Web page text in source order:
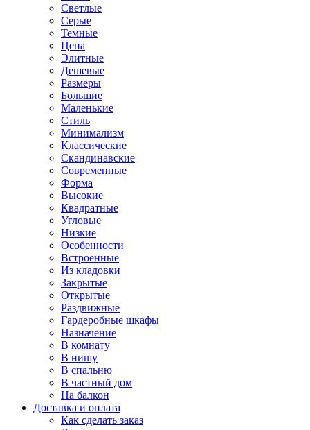
Светлые
Серые
Темные
Цена
Элитные
Дешевые
Размеры
Большие
Маленькие
Стиль
Минимализм
Классические
Скандинавские
Современные
Форма
Высокие
Квадратные
Угловые
Низкие
Особенности
Встроенные
Из кладовки
Закрытые
Открытые
Раздвижные
Гардеробные шкафы
Назначение
В комнату
В нишу
В спальню
В частный дом
На балкон
Доставка и оплата
Как сделать заказ